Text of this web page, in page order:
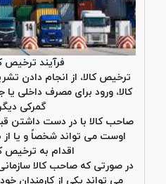
فرآیند ترخیص
ترخیص کالا، از انجام دادن
کالا، ورود برای مصرف داخلی
گمرکی
صاحب کالا با در دست داشتن
اوست می تواند شخصاً و یا از
اقدام به ترخیص
در صورتی که صاحب کالا
می تواند یکی از کارمندان